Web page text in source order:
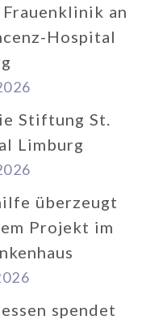
an
Hospital
Stiftung St.
Limburg
überzeugt
Projekt im
spendet